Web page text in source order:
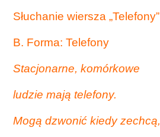
Słuchanie wiersza „Telefony”
B. Forma: Telefony
Stacjonarne, komórkowe
ludzie mają telefony.
Mogą dzwonić kiedy zechcą,